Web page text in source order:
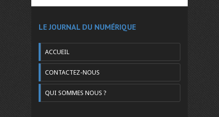
LE JOURNAL DU NUMÉRIQUE
ACCUEIL
CONTACTEZ-NOUS
QUI SOMMES NOUS ?